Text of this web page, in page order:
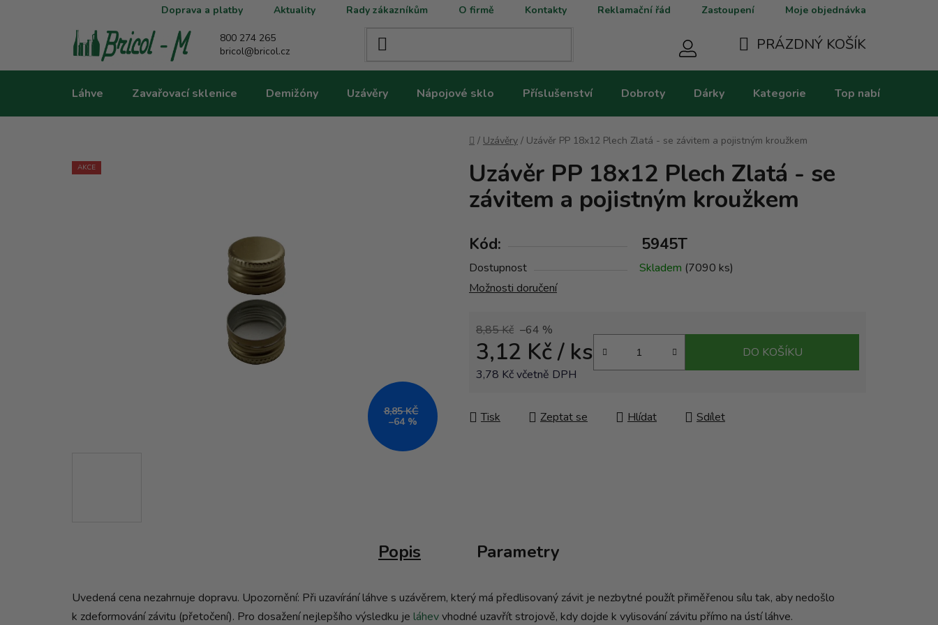
Doprava a platby Aktuality Rady zákazníkům O firmě Kontakty Reklamační řád Zastoupení Moje objednávka
800 274 265
bricol@bricol.cz
KOŠÍK
PRÁZDNÝ KOŠÍK
Láhve Zavařovací sklenice Demižóny Uzávěry Nápojové sklo Příslušenství Dobroty Dárky Kategorie Top nabídky
Domů
/ Uzávěry / Uzávěr PP 18x12 Plech Zlatá - se závitem a pojistným kroužkem
Uzávěr PP 18x12 Plech Zlatá - se
závitem a pojistným kroužkem
Kód: 5945T
Dostupnost Skladem (7090 ks)
Možnosti doručení
8,85 Kč –64 %
3,12 Kč/ ks
3,78 Kč včetně DPH
DO KOŠÍKU
Tisk Zeptat se Hlídat Sdílet
AKCE
8,85 KČ
–64 %
Popis Parametry
Uvedená cena nezahrnuje dopravu. Upozornění: Při uzavírání láhve s uzávěrem, který má předlisovaný závit je nezbytné použít přiměřenou sílu tak, aby nedošlo
k zdeformování závitu (přetočení). Pro dosažení nejlepšího výsledku je láhevvhodné uzavřít strojově, kdy dojde k vylisování závitu přímo na ústí láhve.